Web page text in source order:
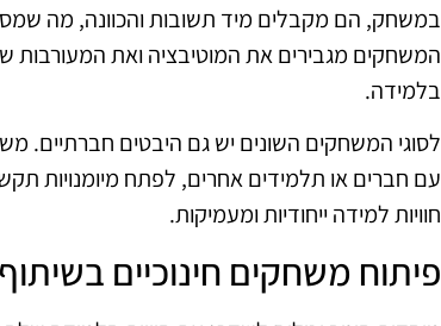
במשחק, הם מקבלים מיד תשובות והכוונה, מה
המשחקים מגבירים את המוטיבציה ואת המעורבות
בלמידה.
לסוגי המשחקים השונים יש גם היבטים חברתיים.
עם חברים או תלמידים אחרים, לפתח מיומנויות
חוויות למידה ייחודיות ומעמיקות.
פיתוח משחקים חינוכיים